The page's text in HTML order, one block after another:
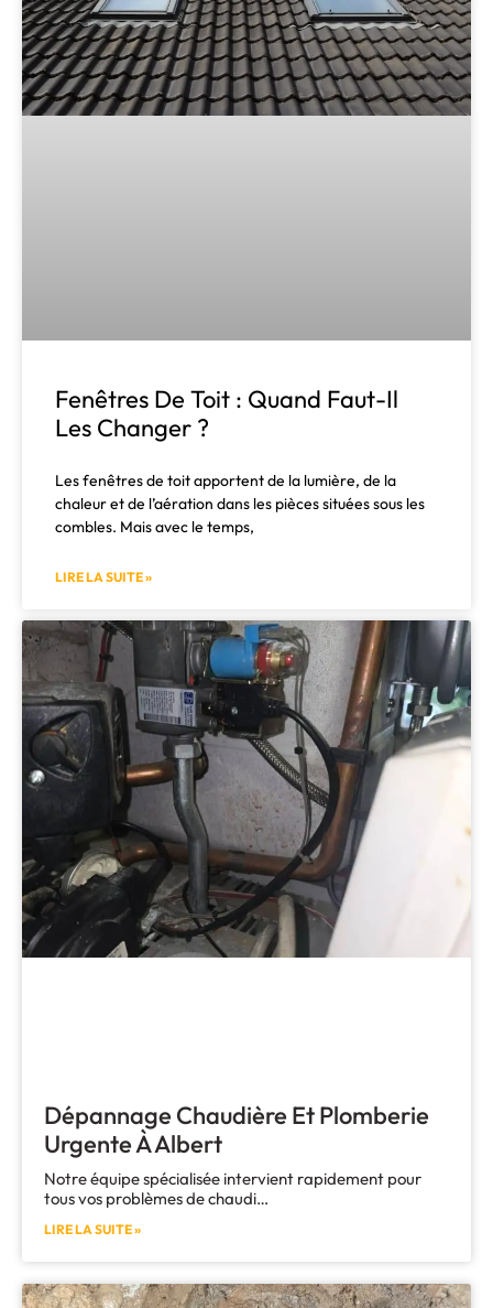
Fenêtres De Toit : Quand Faut-Il
Les Changer ?
Les fenêtres de toit apportent de la lumière, de la
chaleur et de l’aération dans les pièces situées sous les
combles. Mais avec le temps,
LIRE LA SUITE »
Dépannage Chaudière Et Plomberie
Urgente À Albert
Notre équipe spécialisée intervient rapidement pour
tous vos problèmes de chaudi…
LIRE LA SUITE »